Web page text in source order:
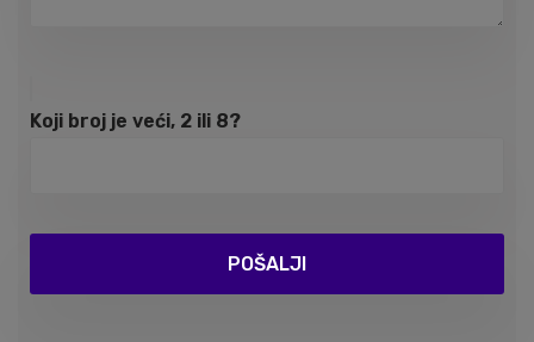
Koji broj je veći, 2 ili 8?